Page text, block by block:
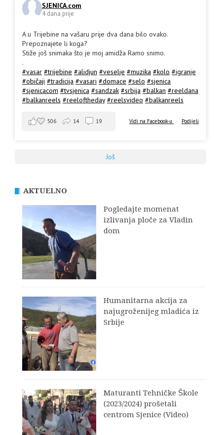
SJENICA.com
4 dana prije
A u Trijebine na vašaru prije dva dana bilo ovako.
Prepoznajete li koga?
Stiže još snimaka što je moj amidža Ramo snimo.
.
#vasar #trijebine #alidjun #veselje #muzika #kolo #igranje
#običaji #tradicija #vasari #domace #selo #sjenica
#sjenicacom #tvsjenica #sandzak #srbija #balkan #reeldana
#balkanreels #reeloftheday #reelsvideo #balkanreels
Vidi na Facebook-u · Podijeli
506 14 19
Još
AKTUELNO
Pogledajte momenat
izlivanja ploče za Vladin
dom
Humanitarna akcija za
najugroženijeg mladića iz
Srbije
Maturanti Tehničke Škole
(2023/2024) prošetali
centrom Sjenice (Video)